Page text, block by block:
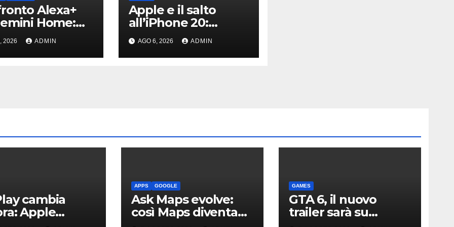
Alexa+
Home:
l’assistente
| Video
2026 ADMIN
Apple e il salto
all’iPhone 20:
svelati i primi
dettagli sui display
dei futuri top di
AGO 6, 2026 ADMIN
cambia
Apple
APPS GOOGLE
Ask Maps evolve:
così Maps diventa
GAMES
GTA 6, il nuovo
trailer sarà su